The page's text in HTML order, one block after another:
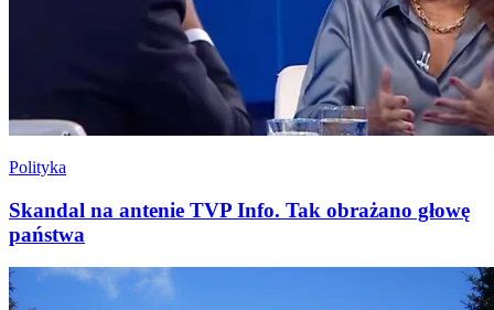
Polityka
Skandal na antenie TVP Info. Tak obrażano głowę
państwa